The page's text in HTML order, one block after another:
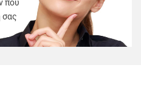
που
σας